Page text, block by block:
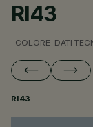
RI43
COLORE DATI
RI43